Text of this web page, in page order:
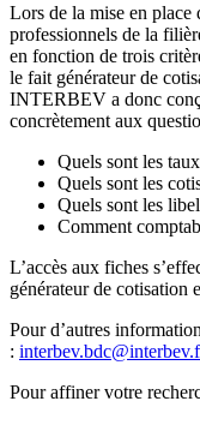
Lors de la mise en place
professionnels de la
en fonction de trois
le fait générateur de
INTERBEV a donc
concrètement aux
Quels sont les
Quels sont les
Quels sont les
Comment
L’accès aux fiches
générateur de cotisation
Pour d’autres
:
Pour affiner votre